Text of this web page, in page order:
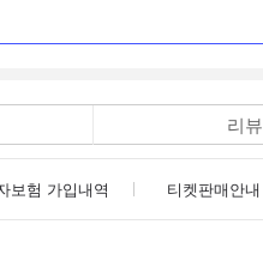
리뷰
보험 가입내역 티켓판매안내